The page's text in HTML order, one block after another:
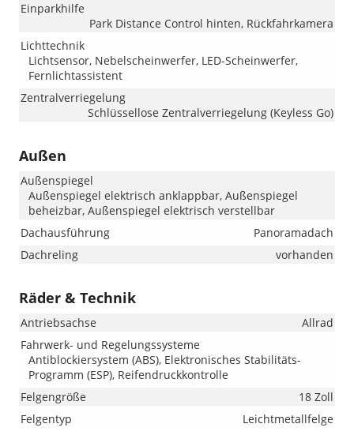
Einparkhilfe
Park Distance Control hinten, Rückfahrkamera
Lichttechnik
Lichtsensor, Nebelscheinwerfer, LED-Scheinwerfer,
Fernlichtassistent
Zentralverriegelung
Schlüssellose Zentralverriegelung (Keyless Go)
Außen
Außenspiegel
Außenspiegel elektrisch anklappbar, Außenspiegel
beheizbar, Außenspiegel elektrisch verstellbar
Dachausführung
Panoramadach
Dachreling
vorhanden
Räder & Technik
Antriebsachse
Allrad
Fahrwerk- und Regelungssysteme
Antiblockiersystem (ABS), Elektronisches Stabilitäts-
Programm (ESP), Reifendruckkontrolle
Felgengröße
18 Zoll
Felgentyp
Leichtmetallfelge